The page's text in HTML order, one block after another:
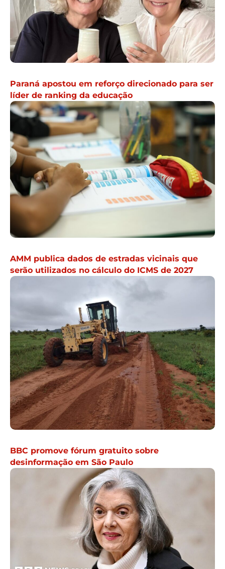
Paraná apostou em reforço direcionado para ser
líder de ranking da educação
AMM publica dados de estradas vicinais que
serão utilizados no cálculo do ICMS de 2027
BBC promove fórum gratuito sobre
desinformação em São Paulo